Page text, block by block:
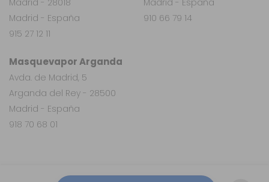
Masquevapor Arganda
Avda. de Madrid, 5
Arganda del Rey - 28500
Madrid - España
918 70 68 01
Madrid - 28018
Madrid - España
915 27 12 11
Madrid - España
910 66 79 14